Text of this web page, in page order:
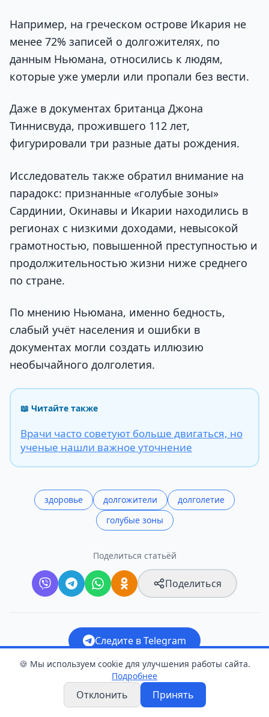
Например, на греческом острове Икария не
менее 72% записей о долгожителях, по
данным Ньюмана, относились к людям,
которые уже умерли или пропали без вести.
Даже в документах британца Джона
Тиннисвуда, прожившего 112 лет,
фигурировали три разные даты рождения.
Исследователь также обратил внимание на
парадокс: признанные «голубые зоны»
Сардинии, Окинавы и Икарии находились в
регионах с низкими доходами, невысокой
грамотностью, повышенной преступностью и
продолжительностью жизни ниже среднего
по стране.
По мнению Ньюмана, именно бедность,
слабый учёт населения и ошибки в
документах могли создать иллюзию
необычайного долголетия.
📖 Читайте также
Врачи часто советуют больше двигаться, но
ученые нашли важное уточнение
здоровье долгожители
долголетие
голубые зоны
Поделиться статьёй
Поделиться
Следите в Telegram
Прислать новость
🍪 Мы используем cookie для улучшения работы сайта.
Подробнее
Отклонить Принять